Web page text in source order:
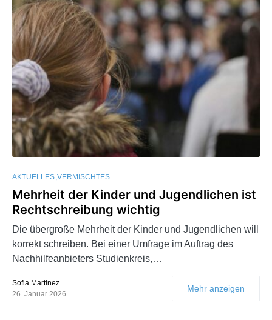
AKTUELLES VERMISCHTES
Mehrheit der Kinder und Jugendlichen ist
Rechtschreibung wichtig
Die übergroße Mehrheit der Kinder und Jugendlichen will
korrekt schreiben. Bei einer Umfrage im Auftrag des
Nachhilfeanbieters Studienkreis,…
Sofia Martinez
26. Januar 2026
Mehr anzeigen